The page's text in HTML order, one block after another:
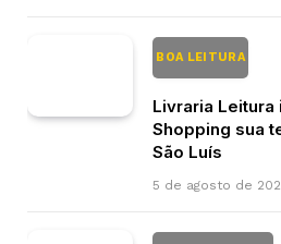
BOA LEITURA
Livraria Leitura
Shopping sua
São Luís
5 de agosto de